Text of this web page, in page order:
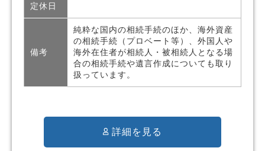
定休日
備考
純粋な国内の相続手続のほか、海外資産
の相続手続（プロベート等）、外国人や
海外在住者が相続人・被相続人となる場
合の相続手続や遺言作成についても取り
扱っています。
詳細を見る